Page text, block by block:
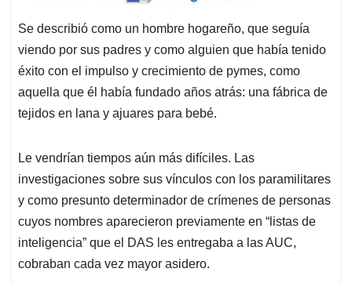
Se describió como un hombre hogareño, que seguía
viendo por sus padres y como alguien que había tenido
éxito con el impulso y crecimiento de pymes, como
aquella que él había fundado años atrás: una fábrica de
tejidos en lana y ajuares para bebé.
Le vendrían tiempos aún más difíciles. Las
investigaciones sobre sus vínculos con los paramilitares
y como presunto determinador de crímenes de personas
cuyos nombres aparecieron previamente en “listas de
inteligencia” que el DAS les entregaba a las AUC,
cobraban cada vez mayor asidero.